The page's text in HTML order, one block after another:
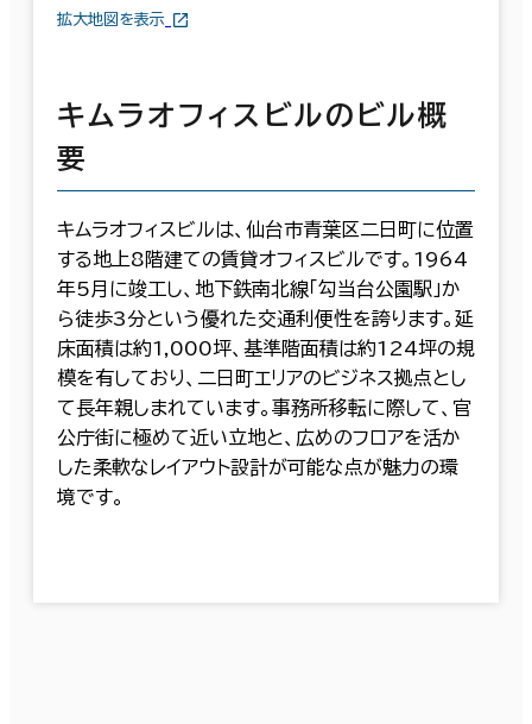
拡大地図を表示
キムラオフィスビルのビル概
要
キムラオフィスビルは、仙台市青葉区二日町に位置
する地上8階建ての賃貸オフィスビルです。1964
年5月に竣工し、地下鉄南北線「勾当台公園駅」か
ら徒歩3分という優れた交通利便性を誇ります。延
床面積は約1,000坪、基準階面積は約124坪の規
模を有しており、二日町エリアのビジネス拠点とし
て長年親しまれています。事務所移転に際して、官
公庁街に極めて近い立地と、広めのフロアを活か
した柔軟なレイアウト設計が可能な点が魅力の環
境です。